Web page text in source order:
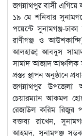
জগন্নাথপুর বাসী এগিয়ে
১৯ মে শনিবার
পয়েন্টে সুনামগঞ্জ-
রাণীগঞ্জ ও
আলহাজ¦ আবদুস
সামাদ আজাদ আঞ্চলিক
প্রস্তর স্থাপন অনুষ্ঠানে
জগন্নাথপুর
চেয়ারম্যান আকমল
রেজাউল করিম রিজুর
বক্তব্য রাখেন,
আহমদ, সুনামগঞ্জ সড়ক